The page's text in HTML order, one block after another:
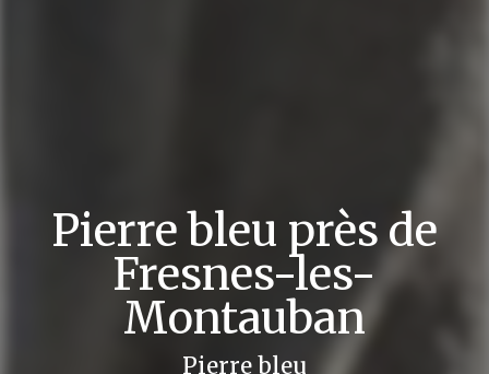
Pierre bleu près de
Fresnes-les-
Montauban
Pierre bleu